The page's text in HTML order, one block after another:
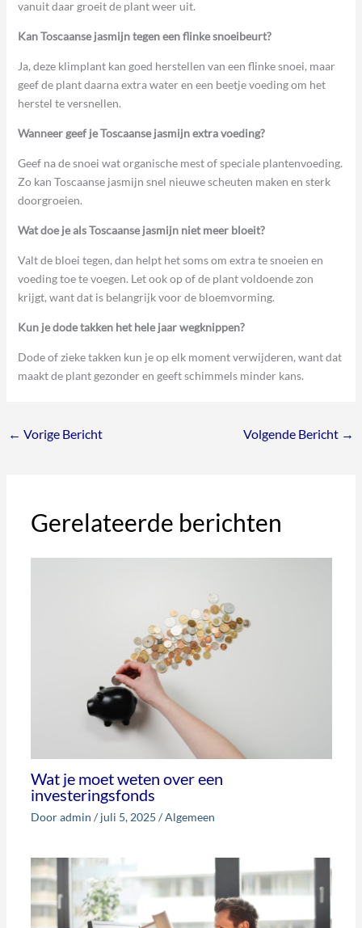
vanuit daar groeit de plant weer uit.
Kan Toscaanse jasmijn tegen een flinke snoeibeurt?
Ja, deze klimplant kan goed herstellen van een flinke snoei, maar
geef de plant daarna extra water en een beetje voeding om het
herstel te versnellen.
Wanneer geef je Toscaanse jasmijn extra voeding?
Geef na de snoei wat organische mest of speciale plantenvoeding.
Zo kan Toscaanse jasmijn snel nieuwe scheuten maken en sterk
doorgroeien.
Wat doe je als Toscaanse jasmijn niet meer bloeit?
Valt de bloei tegen, dan helpt het soms om extra te snoeien en
voeding toe te voegen. Let ook op of de plant voldoende zon
krijgt, want dat is belangrijk voor de bloemvorming.
Kun je dode takken het hele jaar wegknippen?
Dode of zieke takken kun je op elk moment verwijderen, want dat
maakt de plant gezonder en geeft schimmels minder kans.
← Vorige Bericht Volgende Bericht →
Gerelateerde berichten
Wat je moet weten over een
investeringsfonds
Door admin /juli 5, 2025 /Algemeen